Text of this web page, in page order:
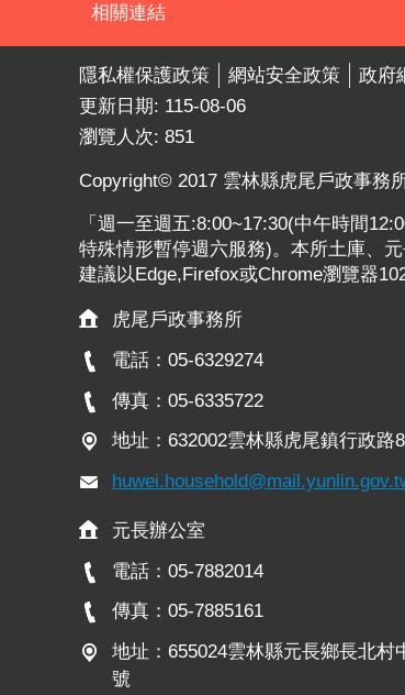
相關連結
隱私權保護政策 網站安全政策
政府
更新日期: 115-08-06
瀏覽人次: 851
Copyright© 2017 雲林縣虎尾戶政事務
「週一至週五:8:00~17:30(中午時間
特殊情形暫停週六服務)。本所土庫、
建議以Edge,Firefox或Chrome瀏覽器
虎尾戶政事務所
電話：05-6329274
傳真：05-6335722
地址：632002雲林縣虎尾鎮行政路
元長辦公室
電話：05-7882014
傳真：05-7885161
地址：655024雲林縣元長鄉長北村
號